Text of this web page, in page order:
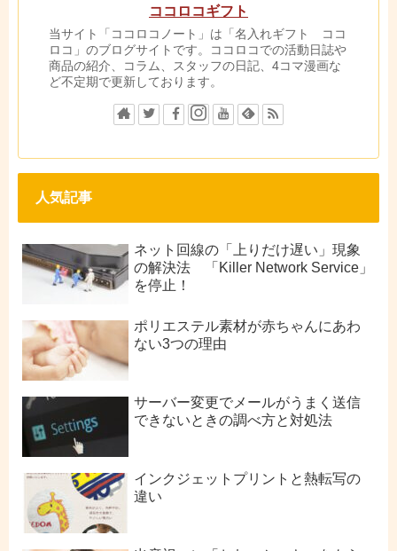
ココロコギフト
当サイト「ココロコノート」は「名入れギフト ココ
ロコ」のブログサイトです。ココロコでの活動日誌や
商品の紹介、コラム、スタッフの日記、4コマ漫画な
ど不定期で更新しております。
人気記事
ネット回線の「上りだけ遅い」現象
の解決法 「Killer Network Service」
を停止！
ポリエステル素材が赤ちゃんにあわ
ない3つの理由
サーバー変更でメールがうまく送信
できないときの調べ方と対処法
インクジェットプリントと熱転写の
違い